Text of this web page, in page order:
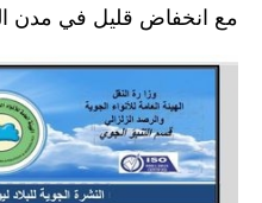
مع انخفاض قليل في مدن